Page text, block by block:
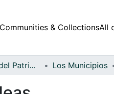
Communities & CollectionsAll
Fondo Archivo del Patrimonio Fotográfico y Fílmico del Valle del Cauca Los Municipios